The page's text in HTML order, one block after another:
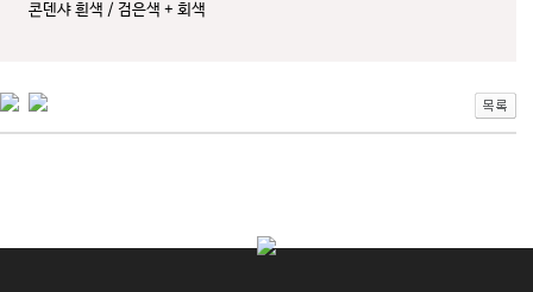
콘덴샤 흰색 / 검은색 + 회색